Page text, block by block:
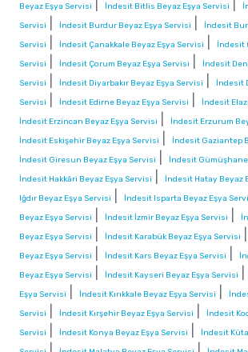
Beyaz Eşya Servisi
İndesit Bitlis Beyaz Eşya Servisi
Servisi
İndesit Burdur Beyaz Eşya Servisi
İndesit
Servisi
İndesit Çanakkale Beyaz Eşya Servisi
İndesit
Servisi
İndesit Çorum Beyaz Eşya Servisi
İndesit
Servisi
İndesit Diyarbakır Beyaz Eşya Servisi
İndesit
Servisi
İndesit Edirne Beyaz Eşya Servisi İndesit
İndesit Erzincan Beyaz Eşya Servisi İndesit Erzurum
İndesit Eskişehir Beyaz Eşya Servisi İndesit Gaziantep
İndesit Giresun Beyaz Eşya Servisi İndesit Gümüşhane
İndesit Hakkâri Beyaz Eşya Servisi İndesit Hatay Beyaz
Iğdır Beyaz Eşya Servisi
İndesit Isparta Beyaz Eşya
Beyaz Eşya Servisi
İndesit İzmir Beyaz Eşya Servisi
Beyaz Eşya Servisi
İndesit Karabük Beyaz Eşya Servisi
Beyaz Eşya Servisi
İndesit Kars Beyaz Eşya Servisi
Beyaz Eşya Servisi
İndesit Kayseri Beyaz Eşya Servisi
Eşya Servisi
İndesit Kırıkkale Beyaz Eşya Servisi
Servisi
İndesit Kırşehir Beyaz Eşya Servisi
İndesit
Servisi
İndesit Konya Beyaz Eşya Servisi
İndesit